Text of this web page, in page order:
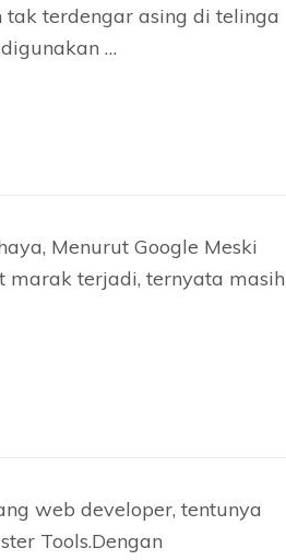
terdengar asing di telinga
…
Menurut Google Meski
marak terjadi, ternyata masih
web developer, tentunya
Tools.Dengan